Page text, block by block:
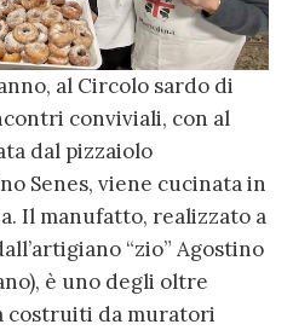
al Circolo sardo di
conviviali, con al
dal pizzaiolo
Senes, viene cucinata in
Il manufatto, realizzato a
“zio” Agostino
è uno degli oltre
costruiti da muratori